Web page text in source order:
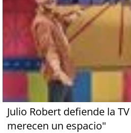
Julio Robert defiende la
merecen un espacio"